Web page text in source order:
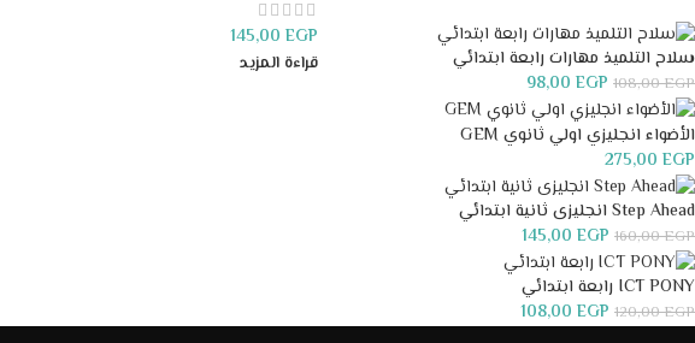
سلاح التلميذ مهارات رابعة ابتدائي
108,00EGP
98,00 EGP
الأضواء انجليزي اولي ثانوي GEM
275,00 EGP
Step Ahead انجليزى ثانية ابتدائي
160,00EGP
145,00 EGP
ICT PONY رابعة ابتدائي
120,00EGP
108,00 EGP
145,00EGP
قراءة المزيد